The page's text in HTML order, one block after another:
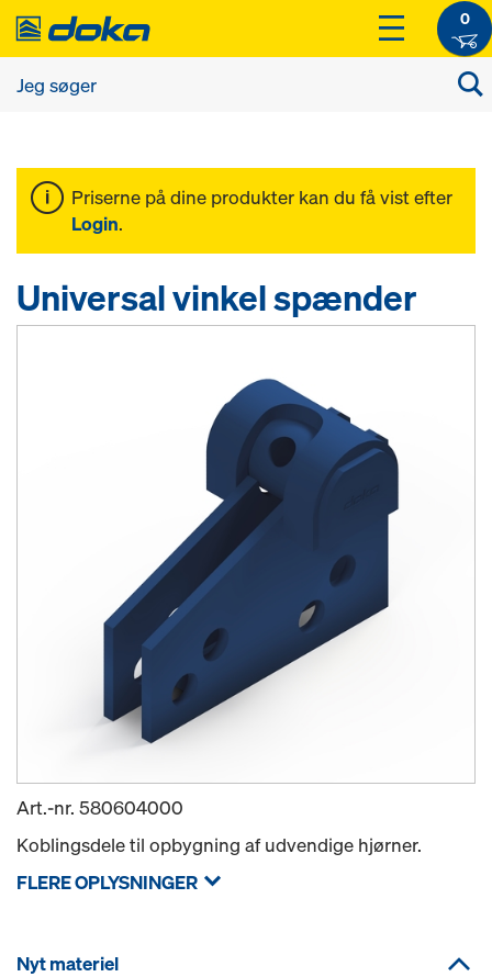
0
Priserne på dine produkter kan du få vist efter
Login.
Universal vinkel spænder
Art.-nr. 580604000
Koblingsdele til opbygning af udvendige hjørner.
FLERE OPLYSNINGER
Nyt materiel